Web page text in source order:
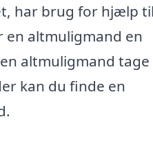
har brug for hjælp til
altmuligmand en
altmuligmand tage
kan du finde en